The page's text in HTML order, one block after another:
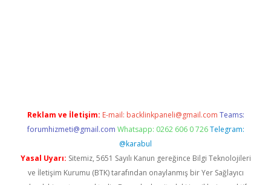
Reklam ve İletişim: E-mail: backlinkpaneli@gmail.com Teams:
forumhizmeti@gmail.com Whatsapp: 0262 606 0 726 Telegram:
@karabul
Yasal Uyarı: Sitemiz, 5651 Sayılı Kanun gereğince Bilgi Teknolojileri
ve İletişim Kurumu (BTK) tarafından onaylanmış bir Yer Sağlayıcı